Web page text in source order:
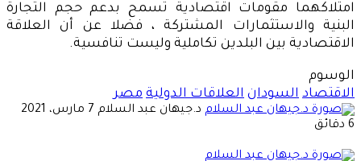
امتلاكهما مقومات اقتصادية تسمح بدعم حجم التجارة
البنية والاستثمارات المشتركة ، فضلا عن أن العلاقة
الاقتصادية بين البلدين تكاملية وليست تنافسية.
الوسوم
الاقتصاد السودان العلاقات الدولية مصر
د.جيهان عبد السلام أرسل
7 مارس، 2021
6 دقائق